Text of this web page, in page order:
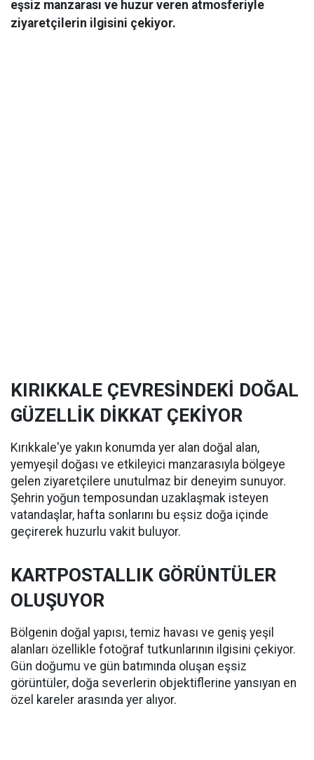
eşsiz manzarası ve huzur veren atmosferiyle
ziyaretçilerin ilgisini çekiyor.
KIRIKKALE ÇEVRESİNDEKİ DOĞAL
GÜZELLİK DİKKAT ÇEKİYOR
Kırıkkale'ye yakın konumda yer alan doğal alan,
yemyeşil doğası ve etkileyici manzarasıyla bölgeye
gelen ziyaretçilere unutulmaz bir deneyim sunuyor.
Şehrin yoğun temposundan uzaklaşmak isteyen
vatandaşlar, hafta sonlarını bu eşsiz doğa içinde
geçirerek huzurlu vakit buluyor.
KARTPOSTALLIK GÖRÜNTÜLER
OLUŞUYOR
Bölgenin doğal yapısı, temiz havası ve geniş yeşil
alanları özellikle fotoğraf tutkunlarının ilgisini çekiyor.
Gün doğumu ve gün batımında oluşan eşsiz
görüntüler, doğa severlerin objektiflerine yansıyan en
özel kareler arasında yer alıyor.